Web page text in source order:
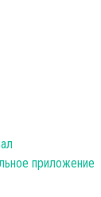
приложение